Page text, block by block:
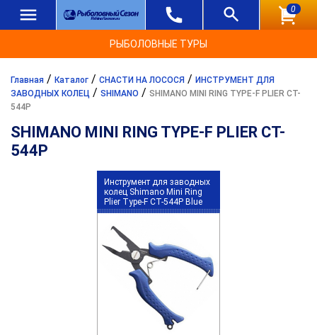
0
РЫБОЛОВНЫЕ ТУРЫ
Главная / Каталог / СНАСТИ НА ЛОСОСЯ / ИНСТРУМЕНТ ДЛЯ
ЗАВОДНЫХ КОЛЕЦ / SHIMANO / SHIMANO MINI RING TYPE-F PLIER CT-
544P
SHIMANO MINI RING TYPE-F PLIER CT-
544P
Инструмент для заводных
колец Shimano Mini Ring
Plier Type-F CT-544P Blue